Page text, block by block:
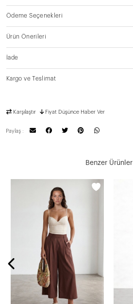
Ödeme Seçenekleri
Ürün Önerileri
İade
Kargo ve Teslimat
Karşılaştır Fiyat Düşünce Haber Ver
Paylaş :
Benzer Ürünler